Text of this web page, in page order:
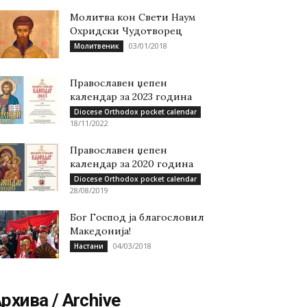
Молитва кон Свети Наум
Охридски Чудотворец
Молитвеник 03/01/2018
Православен џепен
календар за 2023 година
Diocese Orthodox pocket calendar
18/11/2022
Православен џепен
календар за 2020 година
Diocese Orthodox pocket calendar
28/08/2019
Бог Господ ја благословил
Македонија!
Настани 04/03/2018
/ Archive